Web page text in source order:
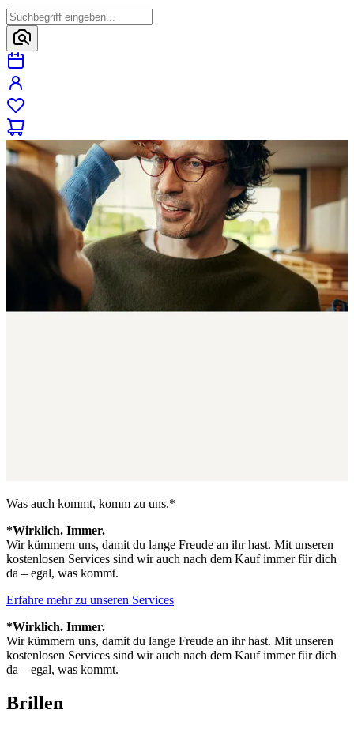
Was auch kommt, komm zu uns.*
*Wirklich. Immer.
Wir kümmern uns, damit du lange Freude an ihr hast. Mit unseren
kostenlosen Services sind wir auch nach dem Kauf immer für dich
da – egal, was kommt.
Erfahre mehr zu unseren Services
*Wirklich. Immer.
Wir kümmern uns, damit du lange Freude an ihr hast. Mit unseren
kostenlosen Services sind wir auch nach dem Kauf immer für dich
da – egal, was kommt.
Brillen